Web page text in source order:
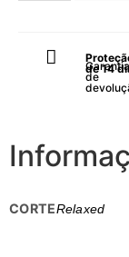
de 14
Garantia
de
CORTERelaxed